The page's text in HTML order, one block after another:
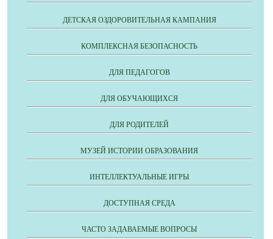
ДЕТСКАЯ ОЗДОРОВИТЕЛЬНАЯ КАМПАНИЯ
КОМПЛЕКСНАЯ БЕЗОПАСНОСТЬ
ДЛЯ ПЕДАГОГОВ
ДЛЯ ОБУЧАЮЩИХСЯ
ДЛЯ РОДИТЕЛЕЙ
МУЗЕЙ ИСТОРИИ ОБРАЗОВАНИЯ
ИНТЕЛЛЕКТУАЛЬНЫЕ ИГРЫ
ДОСТУПНАЯ СРЕДА
ЧАСТО ЗАДАВАЕМЫЕ ВОПРОСЫ